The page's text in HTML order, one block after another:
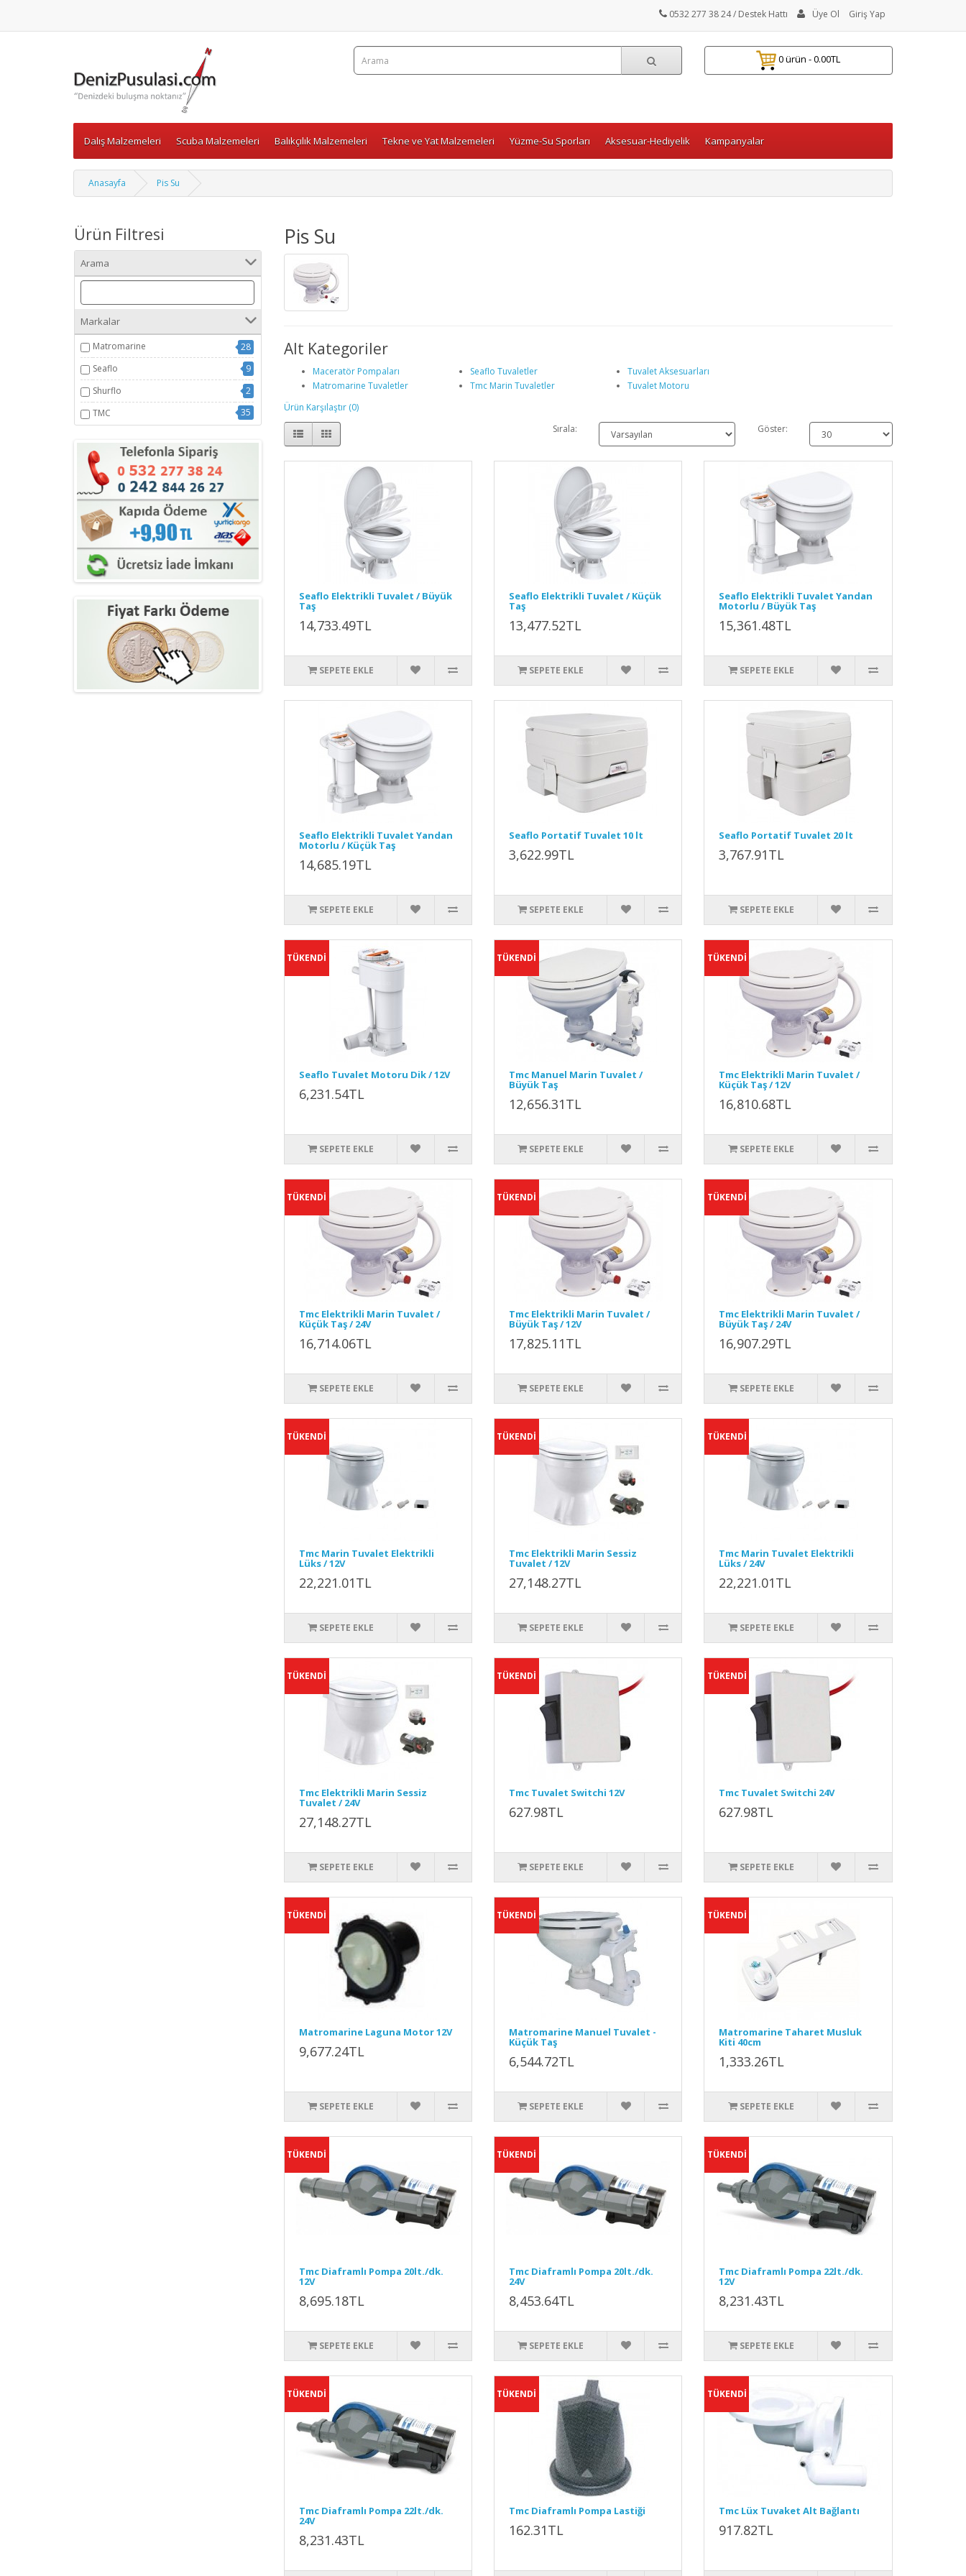
0532 277 38 24/ Destek Hattı Üye Ol Giriş Yap
0 ürün - 0.00TL
Dalış Malzemeleri Scuba Malzemeleri Balıkçılık Malzemeleri Tekne ve Yat Malzemeleri Yüzme-Su Sporları Aksesuar-Hediyelik Kampanyalar
Anasayfa Pis Su
Ürün Filtresi
Arama
Markalar
Matromarine
28
Seaflo
9
Shurflo
2
TMC
35
Pis Su
Alt Kategoriler
Maceratör Pompaları
Matromarine Tuvaletler
Seaflo Tuvaletler
Tmc Marin Tuvaletler
Tuvalet Aksesuarları
Tuvalet Motoru
Ürün Karşılaştır (0)
Sırala:
Göster:
Seaflo Elektrikli Tuvalet / Büyük
Taş
14,733.49TL
SEPETE EKLE
Seaflo Elektrikli Tuvalet / Küçük
Taş
13,477.52TL
SEPETE EKLE
Seaflo Elektrikli Tuvalet Yandan
Motorlu / Büyük Taş
15,361.48TL
SEPETE EKLE
Seaflo Elektrikli Tuvalet Yandan
Motorlu / Küçük Taş
14,685.19TL
SEPETE EKLE
Seaflo Portatif Tuvalet 10 lt
3,622.99TL
SEPETE EKLE
Seaflo Portatif Tuvalet 20 lt
3,767.91TL
SEPETE EKLE
TÜKENDİ
Seaflo Tuvalet Motoru Dik / 12V
6,231.54TL
SEPETE EKLE
TÜKENDİ
Tmc Manuel Marin Tuvalet /
Büyük Taş
12,656.31TL
SEPETE EKLE
TÜKENDİ
Tmc Elektrikli Marin Tuvalet /
Küçük Taş / 12V
16,810.68TL
SEPETE EKLE
TÜKENDİ
Tmc Elektrikli Marin Tuvalet /
Küçük Taş / 24V
16,714.06TL
SEPETE EKLE
TÜKENDİ
Tmc Elektrikli Marin Tuvalet /
Büyük Taş / 12V
17,825.11TL
SEPETE EKLE
TÜKENDİ
Tmc Elektrikli Marin Tuvalet /
Büyük Taş / 24V
16,907.29TL
SEPETE EKLE
TÜKENDİ
Tmc Marin Tuvalet Elektrikli
Lüks / 12V
22,221.01TL
SEPETE EKLE
TÜKENDİ
Tmc Elektrikli Marin Sessiz
Tuvalet / 12V
27,148.27TL
SEPETE EKLE
TÜKENDİ
Tmc Marin Tuvalet Elektrikli
Lüks / 24V
22,221.01TL
SEPETE EKLE
TÜKENDİ
Tmc Elektrikli Marin Sessiz
Tuvalet / 24V
27,148.27TL
SEPETE EKLE
TÜKENDİ
Tmc Tuvalet Switchi 12V
627.98TL
SEPETE EKLE
TÜKENDİ
Tmc Tuvalet Switchi 24V
627.98TL
SEPETE EKLE
TÜKENDİ
Matromarine Laguna Motor 12V
9,677.24TL
SEPETE EKLE
TÜKENDİ
Matromarine Manuel Tuvalet -
Küçük Taş
6,544.72TL
SEPETE EKLE
TÜKENDİ
Matromarine Taharet Musluk
Kiti 40cm
1,333.26TL
SEPETE EKLE
TÜKENDİ
Tmc Diaframlı Pompa 20lt./dk.
12V
8,695.18TL
SEPETE EKLE
TÜKENDİ
Tmc Diaframlı Pompa 20lt./dk.
24V
8,453.64TL
SEPETE EKLE
TÜKENDİ
Tmc Diaframlı Pompa 22lt./dk.
12V
8,231.43TL
SEPETE EKLE
TÜKENDİ
Tmc Diaframlı Pompa 22lt./dk.
24V
8,231.43TL
TÜKENDİ
Tmc Diaframlı Pompa Lastiği
162.31TL
TÜKENDİ
Tmc Lüx Tuvaket Alt Bağlantı
917.82TL